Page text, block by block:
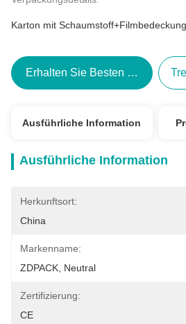
Karton mit
Erhalten Sie Besten Preis
Ausführliche Information
Ausführliche Information
Herkunftsort:
China
Markenname:
ZDPACK, Neutral
Zertifizierung:
CE